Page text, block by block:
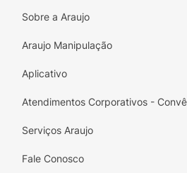
ocorrer irritação, interrompa
de ingestão acidental,
médico. Em caso de contato
temperatura ambiente e ao
so externo.
Principais Características:
pele sem agredir a barreira
ressecar, remove sujeiras,
Sobre a Araujo
Araujo Manipulação
Aplicativo
Atendimentos Corporativos -
Serviços Araujo
Fale Conosco